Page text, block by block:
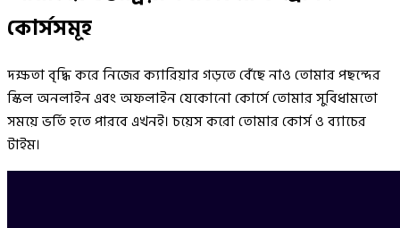
কোর্সসমূহ
দক্ষতা বৃদ্ধি করে নিজের ক্যারিয়ার গড়তে বেঁছে নাও তোমার পছন্দের
স্কিল অনলাইন এবং অফলাইন যেকোনো কোর্সে তোমার সুবিধামতো
সময়ে ভর্তি হতে পারবে এখনই। চয়েস করো তোমার কোর্স ও ব্যাচের
টাইম।